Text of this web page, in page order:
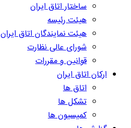
ساختار اتاق ایران
هیئت رئیسه
هیئت نمایندگان اتاق ایران
شورای عالی نظارت
قوانین و مقررات
ارکان اتاق ایران
اتاق ها
تشکل ها
کمیسیون ها